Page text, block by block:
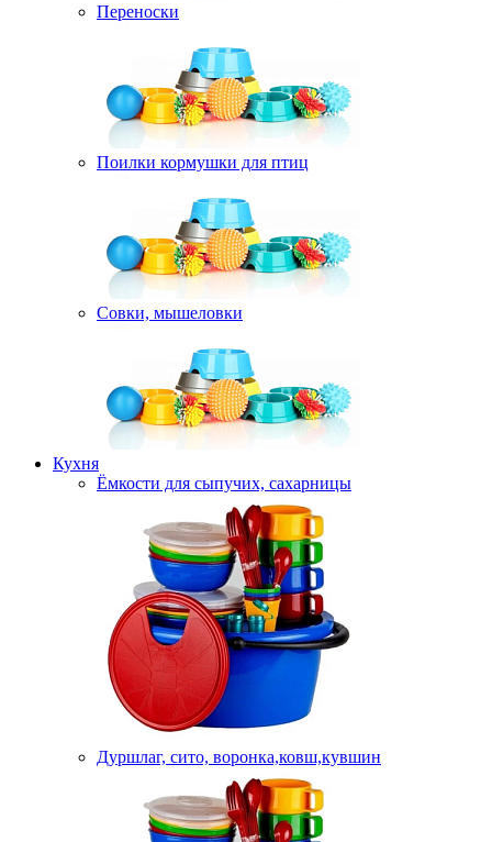
Переноски
Поилки кормушки для птиц
Совки, мышеловки
Кухня
Ёмкости для сыпучих, сахарницы
Дуршлаг, сито, воронка,ковш,кувшин